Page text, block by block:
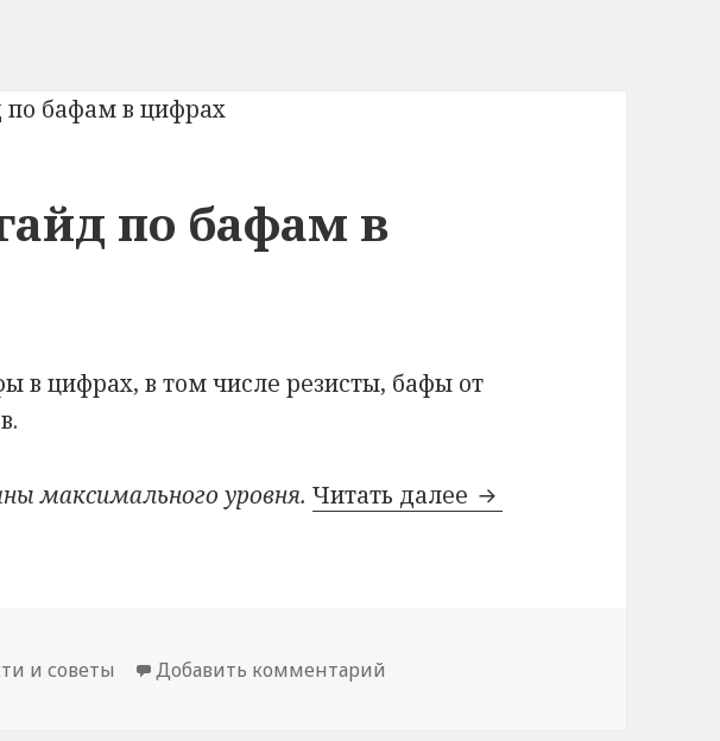
по бафам в
в цифрах, в том числе резисты, бафы от
максимального уровня. Читать далее Полный гайд по
и советы Добавить комментарий